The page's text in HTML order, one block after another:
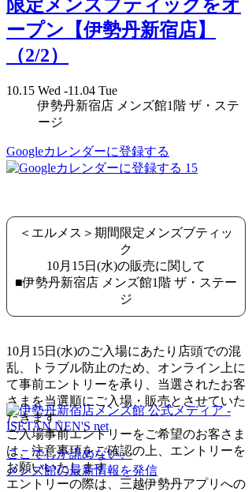
限定メンズブティックをオ
ープン【伊勢丹新宿店】
（2/2）
10.15 Wed -11.04 Tue
伊勢丹新宿店 メンズ館1階 ザ・ステ
ージ
Googleカレンダーに登録する
15
＜エルメス＞期間限定メンズブティッ
ク
10月15日(水)の販売に関して
■伊勢丹新宿店 メンズ館1階 ザ・ステー
ジ
10月15日(水)のご入場にあたり店頭での混
乱、トラブル防止のため、オンライン上に
て事前エントリーを承り、当選されたお客
さまを当選順にご入場・販売とさせていた
だきます。
ご入場事前エントリーをご希望のお客さま
は、注意事項をご確認の上、エントリーを
お願いいたします。
エントリーの際は、三越伊勢丹アプリへの
ここでしか読めない、
メンズ館の最新情報を発信